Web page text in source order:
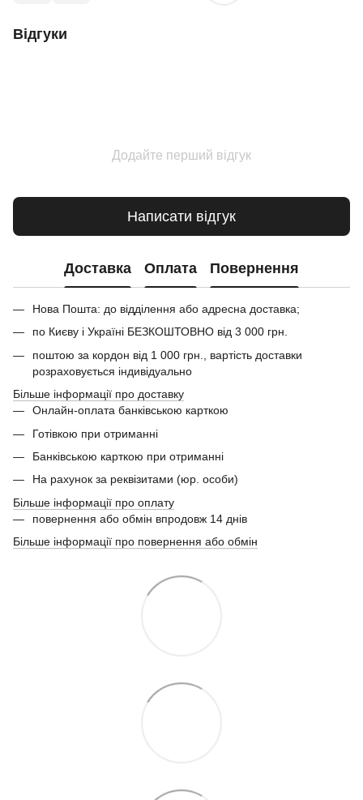
Відгуки
Додайте перший відгук
Написати відгук
Доставка Оплата Повернення
Нова Пошта: до відділення або адресна доставка;
по Києву і Україні БЕЗКОШТОВНО від 3 000 грн.
поштою за кордон від 1 000 грн., вартість доставки
розраховується індивідуально
Більше інформації про доставку
Онлайн-оплата банківською карткою
Готівкою при отриманні
Банківською карткою при отриманні
На рахунок за реквізитами (юр. особи)
Більше інформації про оплату
повернення або обмін впродовж 14 днів
Більше інформації про повернення або обмін